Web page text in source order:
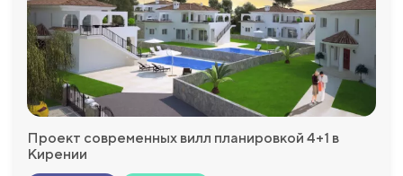
Проект современных вилл планировкой 4+1 в
Кирении